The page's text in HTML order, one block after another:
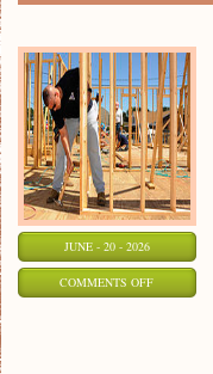
JUNE - 20 - 2026
COMMENTS OFFON